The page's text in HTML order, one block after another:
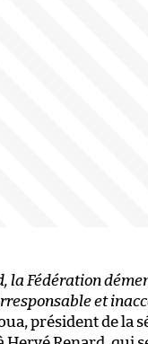
la Fédération
et
président de la